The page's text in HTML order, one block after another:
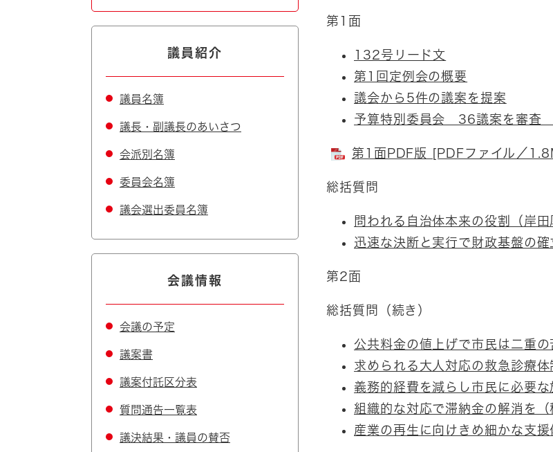
第1面
132号リード文
第1回定例会の概要
議会から5件の議案を提案
予算特別委員会 36議案を審査
第1面PDF版 [PDFファイル／
総括質問
問われる自治体本来の役割（岸田
迅速な決断と実行で財政基盤の確
第2面
総括質問（続き）
公共料金の値上げで市民は二重の
求められる大人対応の救急診療体
義務的経費を減らし市民に必要な
組織的な対応で滞納金の解消を（
産業の再生に向けきめ細かな支援
議員紹介
議員名簿
議長・副議長のあいさつ
会派別名簿
委員会名簿
議会選出委員名簿
会議情報
会議の予定
議案書
議案付託区分表
質問通告一覧表
議決結果・議員の賛否